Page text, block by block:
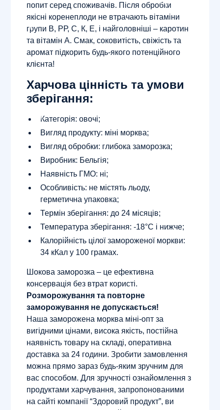
попит серед споживачів. Після обробки
якісні коренеплоди не втрачають вітаміни
групи В, РР, С, К, Е, і найголовніші – каротин
та вітамін А. Смак, соковитість, свіжість та
аромат підкорить будь-якого потенційного
клієнта!
Харчова цінність та умови
зберігання:
Категорія: овочі;
Вигляд продукту: міні морква;
Вигляд обробки: глибока заморозка;
Виробник: Бельгія;
Наявність ГМО: ні;
Особливість: не містять льоду,
герметична упаковка;
Термін зберігання: до 24 місяців;
Температура зберігання: -18°С і нижче;
Калорійність цілої замороженої моркви:
34 кКал у 100 грамах.
Шокова заморозка – це ефективна
консервація без втрат користі.
Розморожування та повторне
заморожування не допускається!
Наша заморожена морква міні-опт за
вигідними цінами, висока якість, постійна
наявність товару на складі, оперативна
доставка за 24 години. Зробити замовлення
можна прямо зараз будь-яким зручним для
вас способом. Для зручності ознайомлення з
продуктами харчування, запропонованими
на сайті компанії “Здоровий продукт”, ви